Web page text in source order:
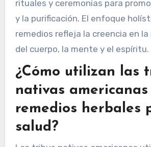
rituales y ceremonias para
y la purificación. El enfoque
remedios refleja la creencia en
del cuerpo, la mente y el espíritu.
¿Cómo utilizan las
nativas americanas
remedios herbales
salud?